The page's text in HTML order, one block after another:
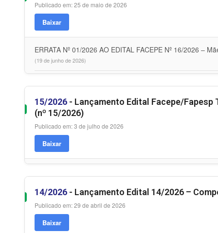
Publicado em: 25 de maio de 2026
Baixar
ERRATA Nº 01/2026 AO EDITAL FACEPE Nº 16/2026 –
(19 de junho de 2026)
15/2026 - Lançamento Edital Facepe/
(nº 15/2026)
Publicado em: 3 de julho de 2026
Baixar
14/2026 - Lançamento Edital 14/2026 –
Publicado em: 29 de abril de 2026
Baixar